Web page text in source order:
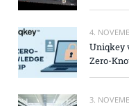
4.
Uniqkey
Zero-
3.